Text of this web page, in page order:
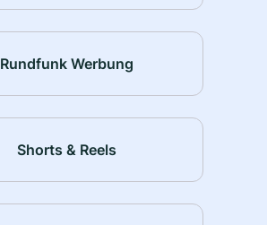
Rundfunk Werbung
Shorts & Reels